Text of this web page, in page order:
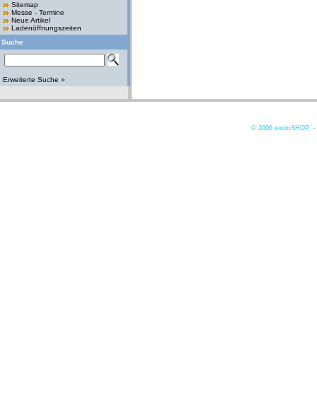
Sitemap
Messe - Termine
Neue Artikel
Ladenöffnungszeiten
Suche
Erweiterte Suche »
© 2006 xoomSHOP. -